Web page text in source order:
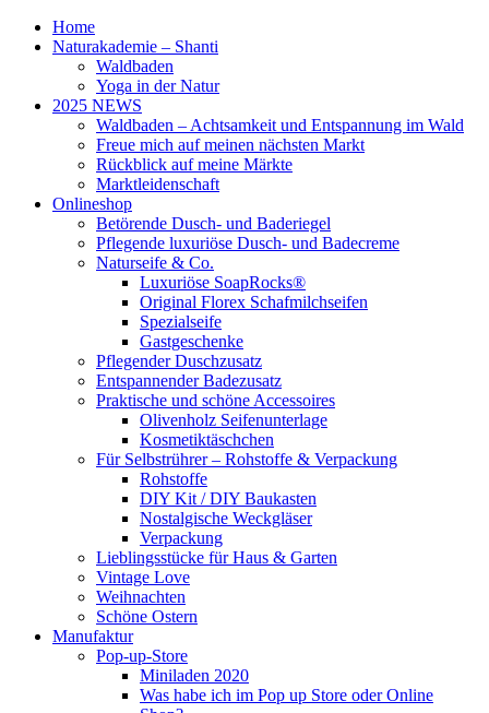
Home
Naturakademie – Shanti
Waldbaden
Yoga in der Natur
2025 NEWS
Waldbaden – Achtsamkeit und Entspannung im Wald
Freue mich auf meinen nächsten Markt
Rückblick auf meine Märkte
Marktleidenschaft
Onlineshop
Betörende Dusch- und Baderiegel
Pflegende luxuriöse Dusch- und Badecreme
Naturseife & Co.
Luxuriöse SoapRocks®
Original Florex Schafmilchseifen
Spezialseife
Gastgeschenke
Pflegender Duschzusatz
Entspannender Badezusatz
Praktische und schöne Accessoires
Olivenholz Seifenunterlage
Kosmetiktäschchen
Für Selbstrührer – Rohstoffe & Verpackung
Rohstoffe
DIY Kit / DIY Baukasten
Nostalgische Weckgläser
Verpackung
Lieblingsstücke für Haus & Garten
Vintage Love
Weihnachten
Schöne Ostern
Manufaktur
Pop-up-Store
Miniladen 2020
Was habe ich im Pop up Store oder Online